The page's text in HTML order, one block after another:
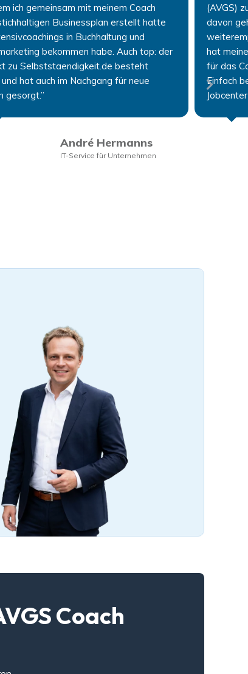
ich gemeinsam mit meinem Coach
Businessplan erstellt hatte
in Buchhaltung und
bekommen habe. Auch top: der
zu Selbststaendigkeit.de besteht
hat auch im Nachgang für neue
gesorgt.”
André Hermanns
IT-Service für Unternehmen
(AVGS)
davon
hat
für das
Einfach
Coach